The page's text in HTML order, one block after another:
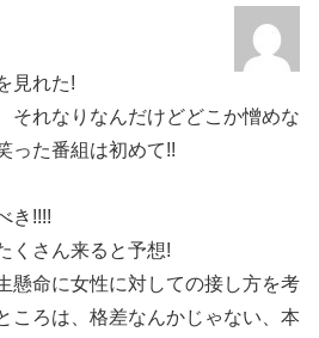
見れた!
それなりなんだけどどこか憎めな
った番組は初めて!!
き!!!!
くさん来ると予想!
懸命に女性に対しての接し方を考
ころは、格差なんかじゃない、本